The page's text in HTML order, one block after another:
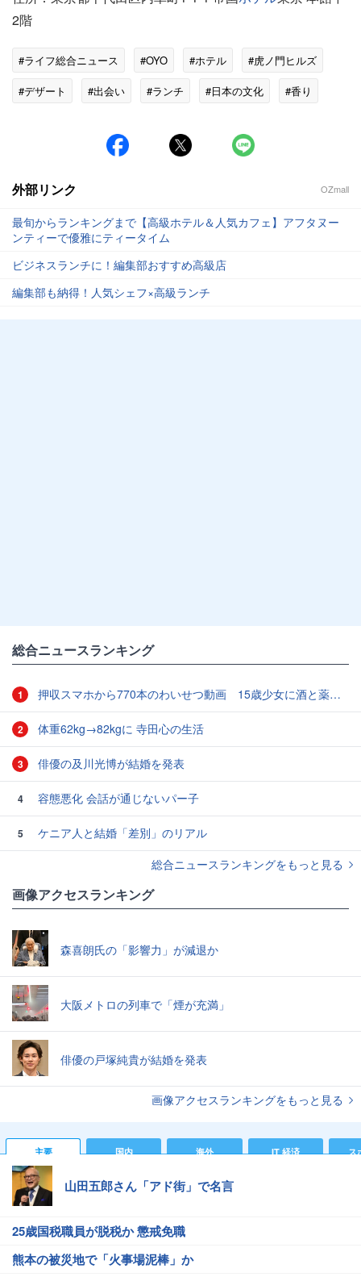
2階
#ライフ総合ニュース #OYO #ホテル
#虎ノ門ヒルズ
#デザート
#出会い #ランチ #日本の文化 #香り
外部リンク OZmall
最旬からランキングまで【高級ホテル＆人気カフェ】アフタヌー
ンティーで優雅にティータイム
ビジネスランチに！編集部おすすめ高級店
編集部も納得！人気シェフ×高級ランチ
総合ニュースランキング
1 押収スマホから770本のわいせつ動画 15歳少女に酒と薬飲ませ性的暴行か 54歳男を再逮捕 「薬もありますよ」とSNSで誘い出し
2 体重62kg→82kgに 寺田心の生活
3 俳優の及川光博が結婚を発表
4 容態悪化 会話が通じないパー子
5
ケニア人と結婚「差別」のリアル
総合ニュースランキングをもっと見る
画像アクセスランキング
森喜朗氏の「影響力」が減退か
大阪メトロの列車で「煙が充満」
俳優の戸塚純貴が結婚を発表
画像アクセスランキングをもっと見る
主要 国内 海外 IT 経済 ス
山田五郎さん「アド街」で名言
25歳国税職員が脱税か 懲戒免職
熊本の被災地で「火事場泥棒」か